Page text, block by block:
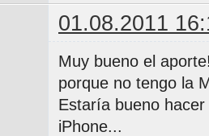
01.08.2011
Muy bueno el
porque no tengo la
Estaría bueno
iPhone...